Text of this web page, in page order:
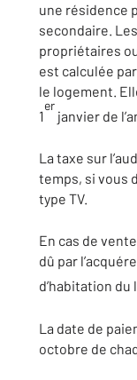
une résidence
secondaire.
propriétaires
est calculée
le logement.
1
er
janvier de
La taxe sur
temps, si vous
type TV.
En cas de
dû par
d’habitation du
La date de
octobre de